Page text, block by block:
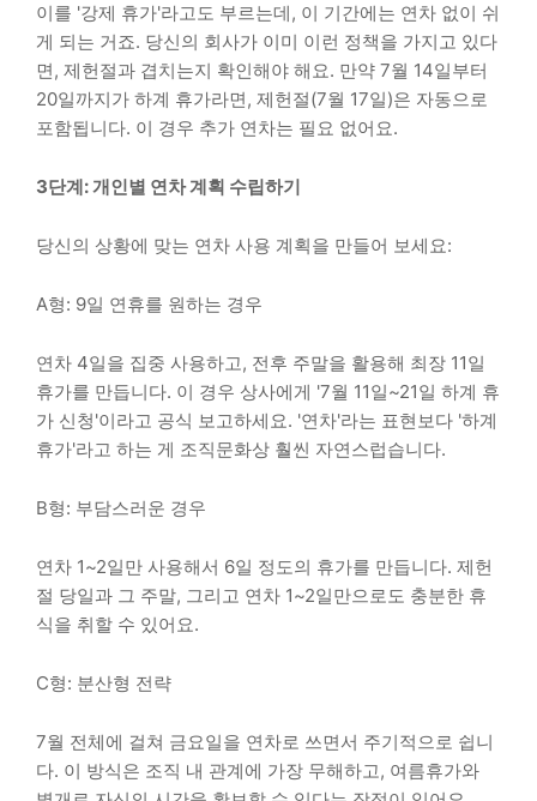
이를 '강제 휴가'라고도 부르는데, 이 기간에는 연차 없이 쉬
게 되는 거죠. 당신의 회사가 이미 이런 정책을 가지고 있다
면, 제헌절과 겹치는지 확인해야 해요. 만약 7월 14일부터
20일까지가 하계 휴가라면, 제헌절(7월 17일)은 자동으로
포함됩니다. 이 경우 추가 연차는 필요 없어요.
3단계: 개인별 연차 계획 수립하기
당신의 상황에 맞는 연차 사용 계획을 만들어 보세요:
A형: 9일 연휴를 원하는 경우
연차 4일을 집중 사용하고, 전후 주말을 활용해 최장 11일
휴가를 만듭니다. 이 경우 상사에게 '7월 11일~21일 하계 휴
가 신청'이라고 공식 보고하세요. '연차'라는 표현보다 '하계
휴가'라고 하는 게 조직문화상 훨씬 자연스럽습니다.
B형: 부담스러운 경우
연차 1~2일만 사용해서 6일 정도의 휴가를 만듭니다. 제헌
절 당일과 그 주말, 그리고 연차 1~2일만으로도 충분한 휴
식을 취할 수 있어요.
C형: 분산형 전략
7월 전체에 걸쳐 금요일을 연차로 쓰면서 주기적으로 쉽니
다. 이 방식은 조직 내 관계에 가장 무해하고, 여름휴가와